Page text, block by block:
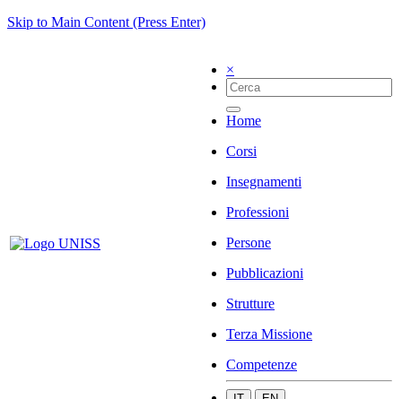
Skip to Main Content (Press Enter)
×
Home
Corsi
Insegnamenti
Professioni
Persone
Pubblicazioni
Strutture
Terza Missione
Competenze